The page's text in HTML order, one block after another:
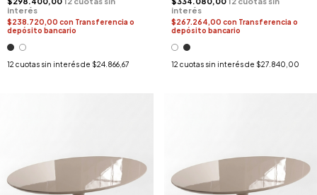
$238.720,00 con Transferencia o
depósito bancario
12 cuotas sin interés de $24.866,67
$267.264,00 con Transferencia o
depósito bancario
12 cuotas sin interés de $27.840,00